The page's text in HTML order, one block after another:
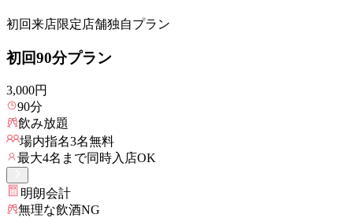
初回来店限定店舗独自プラン
初回90分プラン
3,000円
90分
飲み放題
場内指名3名無料
最大4名まで同時入店OK
明朗会計
無理な飲酒NG